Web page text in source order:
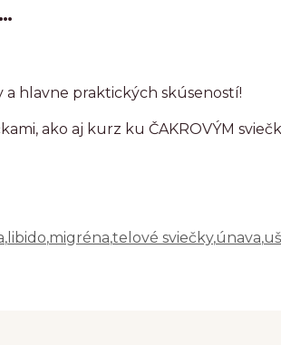
a hlavne praktických skúseností!
ako aj kurz ku ČAKROVÝM
, libido,migréna,telové sviečky,únava,